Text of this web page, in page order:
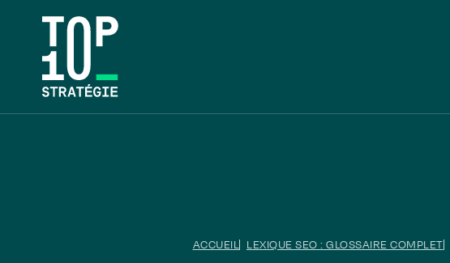
ACCUEIL LEXIQUE SEO : GLOSSAIRE COMPLET